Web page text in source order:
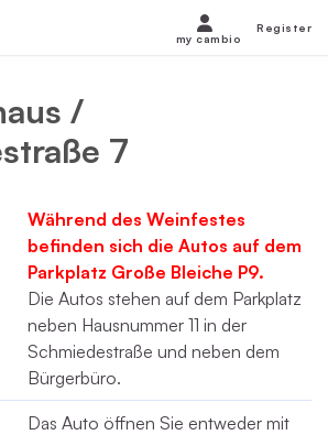
/
7
Während des Weinfestes
befinden sich die Autos auf dem
Parkplatz Große Bleiche P9.
Die Autos stehen auf dem Parkplatz
neben Hausnummer 11 in der
Schmiedestraße und neben dem
Bürgerbüro.
Das Auto öffnen Sie entweder mit
my cambio
Register